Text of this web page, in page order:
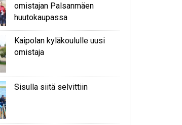
omistajan Palsanmäen
huutokaupassa
Kaipolan kyläkoululle uusi
omistaja
Sisulla siitä selvittiin